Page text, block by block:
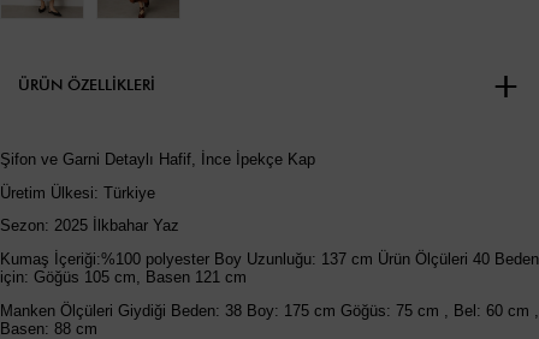
ÜRÜN ÖZELLIKLERI
Şifon ve Garni Detaylı Hafif, İnce İpekçe Kap
Üretim Ülkesi: Türkiye
Sezon: 2025 İlkbahar Yaz
Kumaş İçeriği:%100 polyester Boy Uzunluğu: 137 cm Ürün Ölçüleri 40 Beden
için: Göğüs 105 cm, Basen 121 cm
Manken Ölçüleri Giydiği Beden: 38 Boy: 175 cm Göğüs: 75 cm , Bel: 60 cm ,
Basen: 88 cm